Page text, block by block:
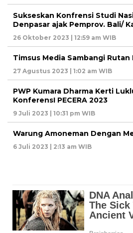
Sukseskan Konfrensi Studi
Denpasar ajak Pemprov. Bali/
26 Oktober 2023 | 12:59 am WIB
Timsus Media Sambangi Rutan
27 Agustus 2023 | 1:02 am WIB
PWP Kumara Dharma Kerti
KonferensI PECERA 2023
9 Juli 2023 | 10:31 pm WIB
Warung Amoneman Dengan
6 Juli 2023 | 2:13 am WIB